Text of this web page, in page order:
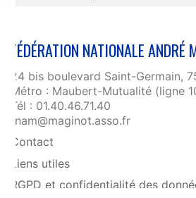
FÉDÉRATION NATIONALE ANDRÉ
24 bis boulevard Saint-Germain,
Métro : Maubert-Mutualité (ligne
Tél : 01.40.46.71.40
fnam@maginot.asso.fr
Contact
Liens utiles
RGPD et confidentialité des